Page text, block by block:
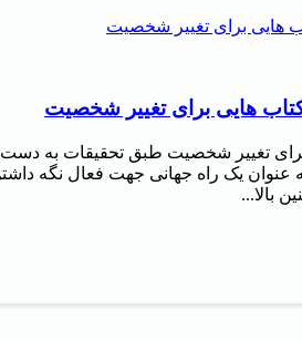
هایی برای تغییر شخصیت
تغییر شخصیت طبق تحقیقات به دست
عنوان یک راه جهانی جهت فعال نگه
بالا...